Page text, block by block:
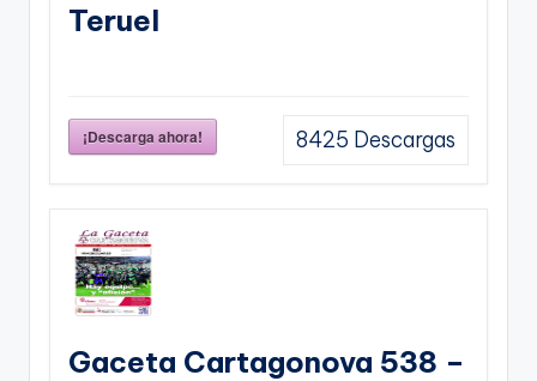
Teruel
¡Descarga ahora! 8425 Descargas
Gaceta Cartagonova 538 –